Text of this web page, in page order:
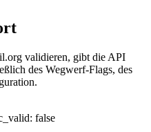
validieren, gibt die API
des Wegwerf-Flags, des
: false